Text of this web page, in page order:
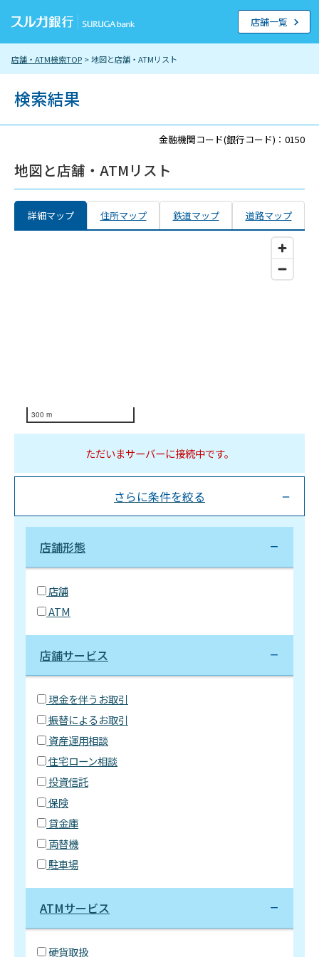
店舗・ATM検索TOP > 地図と店舗・ATMリスト
店舗一覧
検索結果
金融機関コード(銀行コード)：0150
地図と店舗・ATMリスト
詳細マップ 住所マップ 鉄道マップ 道路マップ
300 m
ただいまサーバーに接続中です。
さらに条件を絞る
店舗形態
店舗
ATM
店舗サービス
現金を伴うお取引
振替によるお取引
資産運用相談
住宅ローン相談
投資信託
保険
貸金庫
両替機
駐車場
ATMサービス
硬貨取扱